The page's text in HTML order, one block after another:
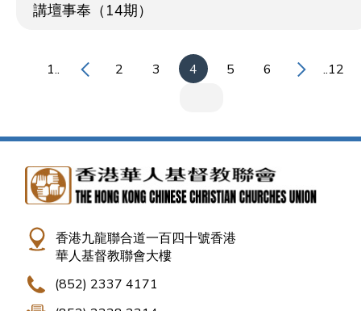
講壇事奉（14期）
1.. 2 3 4 5 6 ..12
香港九龍聯合道一百四十號香港
華人基督教聯會大樓
(852) 2337 4171